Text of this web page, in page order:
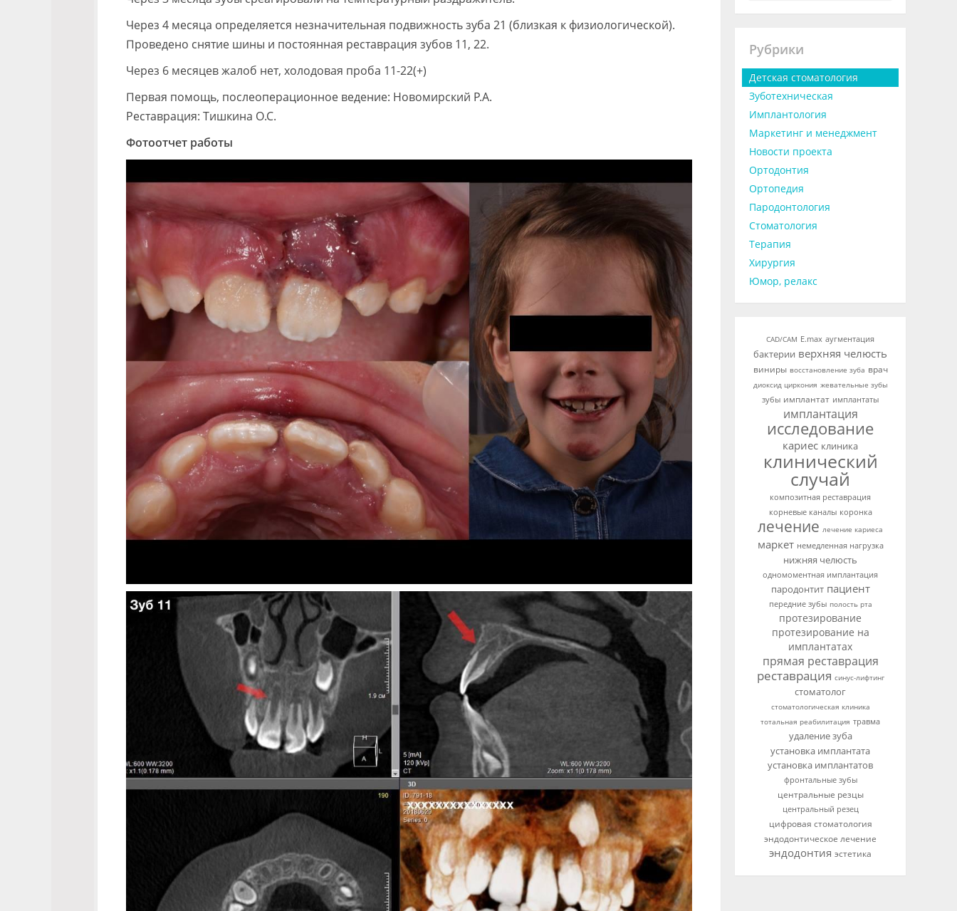
Через 4 месяца определяется незначительная подвижность зуба 21 (близкая к физиологической).
Проведено снятие шины и постоянная реставрация зубов 11, 22.
Через 6 месяцев жалоб нет, холодовая проба 11-22(+)
Первая помощь, послеоперационное ведение: Новомирский Р.А.
Реставрация: Тишкина О.С.
Фотоотчет работы
Рубрики
Детская стоматология
Зуботехническая
Имплантология
Маркетинг и менеджмент
Новости проекта
Ортодонтия
Ортопедия
Пародонтология
Стоматология
Терапия
Хирургия
Юмор, релакс
CAD/CAM E.max аугментация
бактерии верхняя челюсть
виниры восстановление зуба врач
диоксид циркония жевательные зубы
зубы имплантат имплантаты
имплантация
исследование
кариес клиника
клинический
случай
композитная реставрация
корневые каналы коронка
лечение лечение кариеса
маркет немедленная нагрузка
нижняя челюсть
одномоментная имплантация
пародонтит пациент
передние зубы полость рта
протезирование
протезирование на
имплантатах
прямая реставрация
реставрация синус-лифтинг
стоматолог
стоматологическая клиника
тотальная реабилитация травма
удаление зуба
установка имплантата
установка имплантатов
фронтальные зубы
центральные резцы
центральный резец
цифровая стоматология
эндодонтическое лечение
эндодонтия эстетика